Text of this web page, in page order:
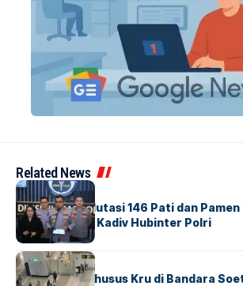
Related News
BERITA
Mabes Polri Mutasi 146 Pati dan
Untung Jabat Kadiv Hubinter Polri
BANDARABERITA
Ketika Jalur Khusus Kru di Bandara